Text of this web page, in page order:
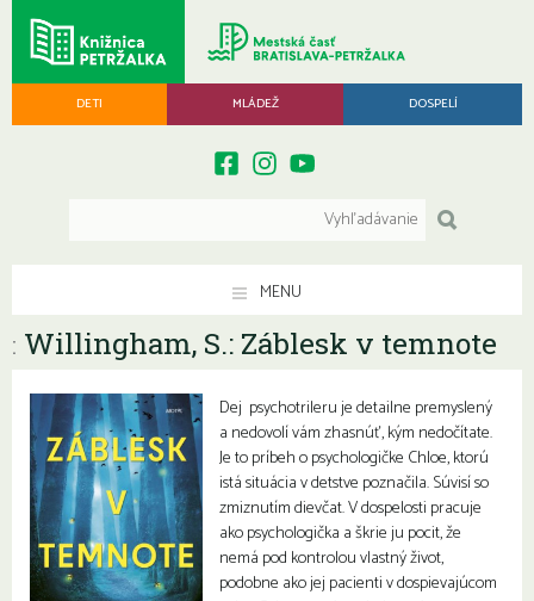
DETI MLÁDEŽ DOSPELÍ
MENU
: Willingham, S.: Záblesk v temnote
Dej psychotrileru je detailne premyslený
a nedovolí vám zhasnúť, kým nedočítate.
Je to príbeh o psychologičke Chloe, ktorú
istá situácia v detstve poznačila. Súvisí so
zmiznutím dievčat. V dospelosti pracuje
ako psychologička a škrie ju pocit, že
nemá pod kontrolou vlastný život,
podobne ako jej pacienti v dospievajúcom